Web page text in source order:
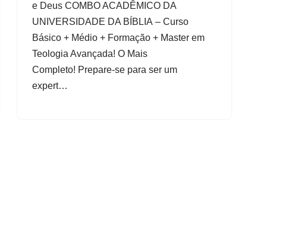
e Deus COMBO ACADÊMICO DA
UNIVERSIDADE DA BÍBLIA – Curso
Básico + Médio + Formação + Master em
Teologia Avançada! O Mais
Completo! Prepare-se para ser um
expert…